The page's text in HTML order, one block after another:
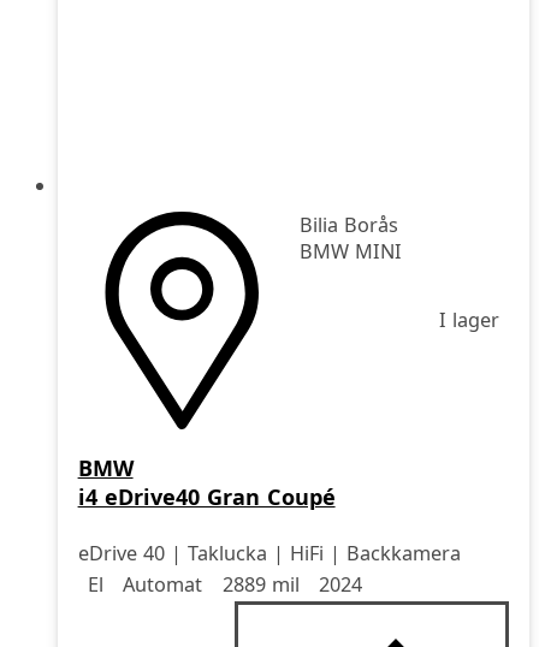
Bilia Borås
BMW MINI
I lager
BMW
i4 eDrive40 Gran Coupé
eDrive 40 | Taklucka | HiFi | Backkamera
Drivmedel
El
Drivmedel
Automat
Miltal 2889 mil
årsmodell 2024